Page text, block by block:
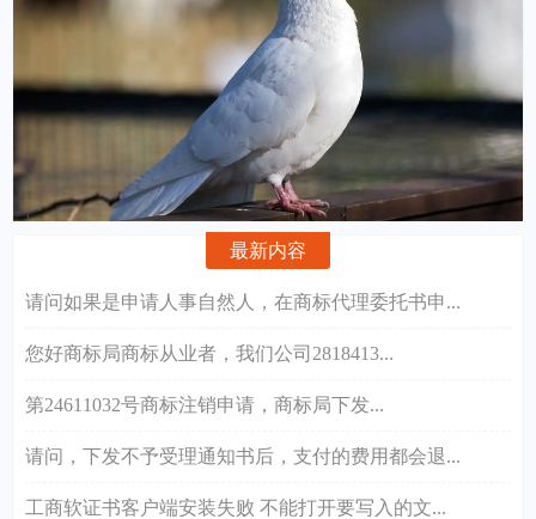
最新内容
请问如果是申请人事自然人，在商标代理委托书申...
您好商标局商标从业者，我们公司2818413...
第24611032号商标注销申请，商标局下发...
请问，下发不予受理通知书后，支付的费用都会退...
工商软证书客户端安装失败 不能打开要写入的文...